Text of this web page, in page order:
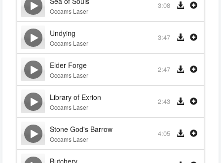
Occams Laser
3:08
Undying
Occams Laser
3:47
Elder Forge
Occams Laser
2:47
Library of Exrion
Occams Laser
2:43
Stone God's Barrow
Occams Laser
4:05
Butchery